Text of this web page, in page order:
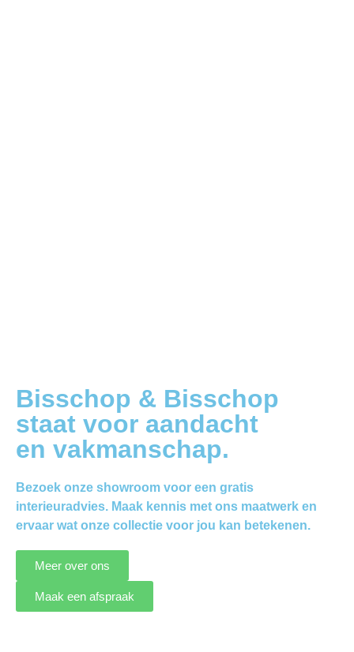
Bisschop & Bisschop
staat voor aandacht
en vakmanschap.
Bezoek onze showroom voor een gratis
interieuradvies. Maak kennis met ons maatwerk en
ervaar wat onze collectie voor jou kan betekenen.
Meer over ons
Maak een afspraak